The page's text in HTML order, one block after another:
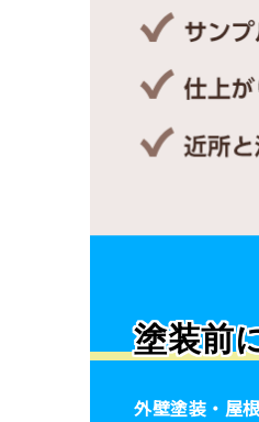
塗装前
外壁塗装・屋